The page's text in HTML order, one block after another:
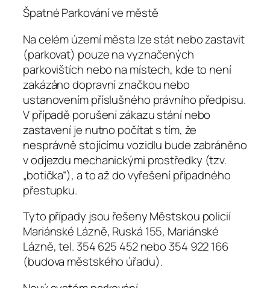
Špatné Parkování ve městě
Na celém území města lze stát nebo zastavit
(parkovat) pouze na vyznačených
parkovištích nebo na místech, kde to není
zakázáno dopravní značkou nebo
ustanovením příslušného právního předpisu.
V případě porušení zákazu stání nebo
zastavení je nutno počítat s tím, že
nesprávně stojícímu vozidlu bude zabráněno
v odjezdu mechanickými prostředky (tzv.
„botička“), a to až do vyřešení případného
přestupku.
Tyto případy jsou řešeny Městskou policií
Mariánské Lázně, Ruská 155, Mariánské
Lázně, tel. 354 625 452 nebo 354 922 166
(budova městského úřadu).